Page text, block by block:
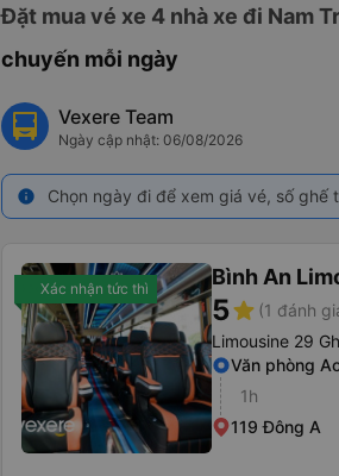
Đặt mua vé xe 4 nhà xe đi Nam
chuyến mỗi ngày
Vexere Team
Ngày cập nhật: 06/08/2026
info Chọn ngày đi để xem giá vé, số
Xác nhận tức thì Bình An
5star (1 đánh
Limousine 29
Văn phòng
1h
119 Đông A